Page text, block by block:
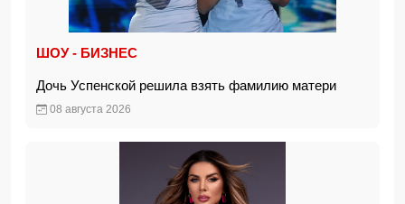
ШОУ - БИЗНЕС
Дочь Успенской решила взять фамилию матери
08 августа 2026